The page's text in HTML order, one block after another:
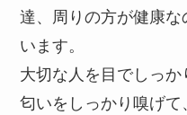
達、周りの方が健康
います。
大切な人を目でしっ
匂いをしっかり嗅げ